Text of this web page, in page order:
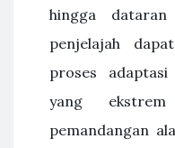
hingga
penjelajah
proses
yang ekstrem
pemandangan